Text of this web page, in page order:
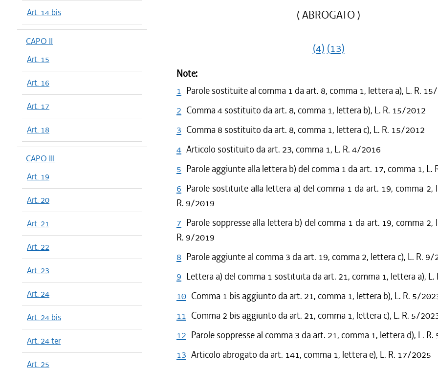
Art. 14 bis
CAPO II
Art. 15
Art. 16
Art. 17
Art. 18
CAPO III
Art. 19
Art. 20
Art. 21
Art. 22
Art. 23
Art. 24
Art. 24 bis
Art. 24 ter
Art. 25
( ABROGATO )
(4) (13)
Note:
1 Parole sostituite al comma 1 da art. 8, comma 1, lettera a), L. R.
2 Comma 4 sostituito da art. 8, comma 1, lettera b), L. R. 15/2012
3 Comma 8 sostituito da art. 8, comma 1, lettera c), L. R. 15/2012
4 Articolo sostituito da art. 23, comma 1, L. R. 4/2016
5 Parole aggiunte alla lettera b) del comma 1 da art. 17, comma 1, L.
6 Parole sostituite alla lettera a) del comma 1 da art. 19, comma 2,
R. 9/2019
7 Parole soppresse alla lettera b) del comma 1 da art. 19, comma 2,
R. 9/2019
8 Parole aggiunte al comma 3 da art. 19, comma 2, lettera c), L. R. 9/
9 Lettera a) del comma 1 sostituita da art. 21, comma 1, lettera a),
10 Comma 1 bis aggiunto da art. 21, comma 1, lettera b), L. R. 5/
11 Comma 2 bis aggiunto da art. 21, comma 1, lettera c), L. R. 5/
12 Parole soppresse al comma 3 da art. 21, comma 1, lettera d), L.
13 Articolo abrogato da art. 141, comma 1, lettera e), L. R. 17/2025